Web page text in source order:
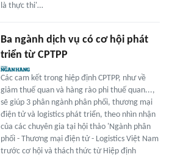
là thực thi'…
Ba ngành dịch vụ có cơ hội phát
triển từ CPTPP
Các cam kết trong hiệp định CPTPP, như về
giảm thuế quan và hàng rào phi thuế quan...,
sẽ giúp 3 phân ngành phân phối, thương mại
điện tử và logistics phát triển, theo nhìn nhận
của các chuyên gia tại hội thảo 'Ngành phân
phối - Thương mại điện tử - Logistics Việt Nam
trước cơ hội và thách thức từ Hiệp định